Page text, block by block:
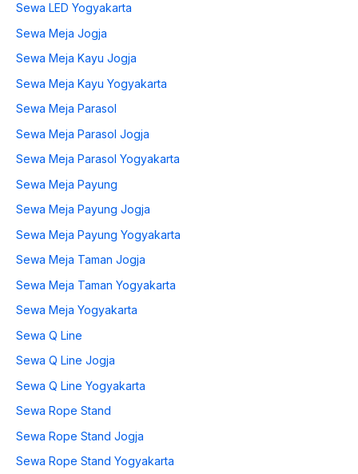
Sewa LED Yogyakarta
Sewa Meja Jogja
Sewa Meja Kayu Jogja
Sewa Meja Kayu Yogyakarta
Sewa Meja Parasol
Sewa Meja Parasol Jogja
Sewa Meja Parasol Yogyakarta
Sewa Meja Payung
Sewa Meja Payung Jogja
Sewa Meja Payung Yogyakarta
Sewa Meja Taman Jogja
Sewa Meja Taman Yogyakarta
Sewa Meja Yogyakarta
Sewa Q Line
Sewa Q Line Jogja
Sewa Q Line Yogyakarta
Sewa Rope Stand
Sewa Rope Stand Jogja
Sewa Rope Stand Yogyakarta